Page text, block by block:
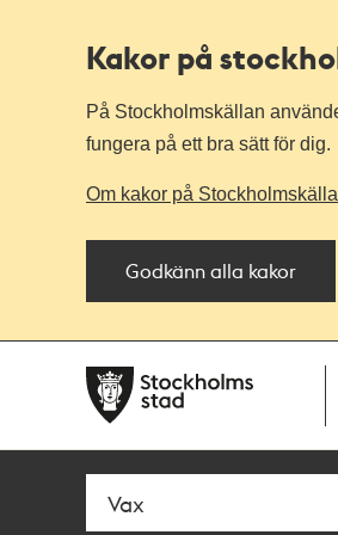
Kakor på
På Stockholmskällan
fungera på ett bra sätt för dig.
Om kakor på
Godkänn alla kakor
navigationen
huvudinnehållet
Sök